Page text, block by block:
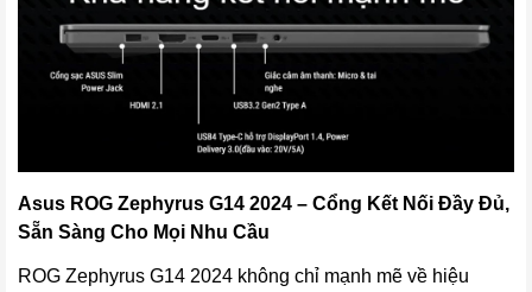
Asus ROG Zephyrus G14 2024 – Cổng Kết Nối Đầy Đủ,
Sẵn Sàng Cho Mọi Nhu Cầu
ROG Zephyrus G14 2024 không chỉ mạnh mẽ về hiệu